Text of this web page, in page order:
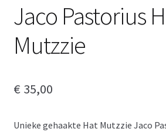
Jaco Pastorius
Mutzzie
€ 35,00
Unieke gehaakte Hat Mutzzie Jaco